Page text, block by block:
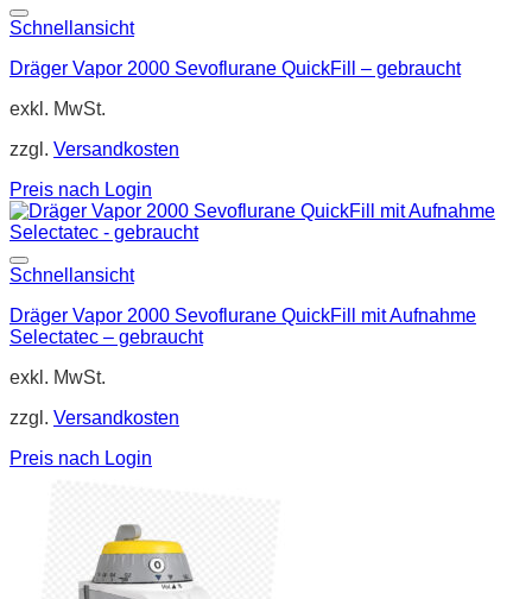
Schnellansicht
Dräger Vapor 2000 Sevoflurane QuickFill – gebraucht
exkl. MwSt.
zzgl. Versandkosten
Preis nach Login
Schnellansicht
Dräger Vapor 2000 Sevoflurane QuickFill mit Aufnahme
Selectatec – gebraucht
exkl. MwSt.
zzgl. Versandkosten
Preis nach Login